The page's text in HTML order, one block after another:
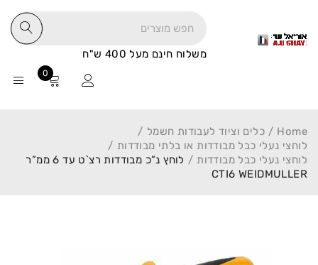
משלוח חינם מעל 400 ש"ח
0
Home
/ כלים וציוד לעבודות חשמל /
לוחצי נעלי כבל מבודדות או בלתי מבודדות /
לוחצי נעלי כבל מבודדות /
לוחץ נ”כ מבודדות רצ`ט עד 6 ממ”ר
CTI6 WEIDMULLER